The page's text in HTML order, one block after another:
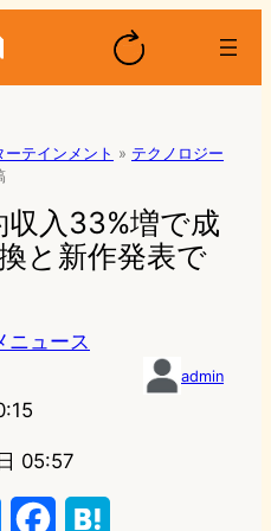
テインメント » テクノロジー
入33%増で成
と新作発表で
ニュース
admin
05:57